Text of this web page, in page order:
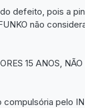
defeito, pois a
não
15 ANOS,
pelo